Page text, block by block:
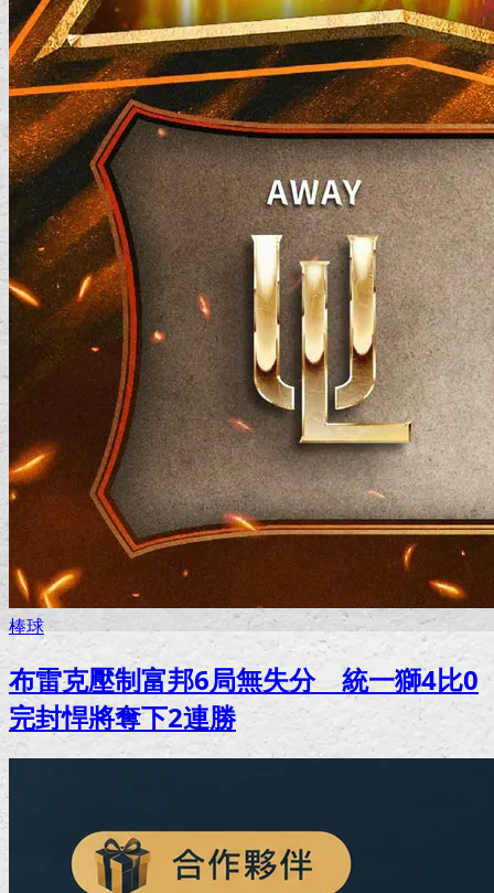
棒球
布雷克壓制富邦6局無失分 統一獅4比0
完封悍將奪下2連勝